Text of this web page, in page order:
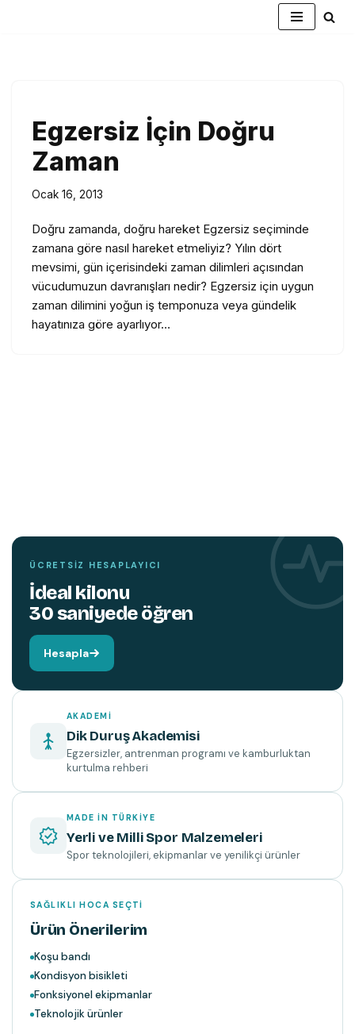
Egzersiz İçin Doğru
Zaman
Ocak 16, 2013
Doğru zamanda, doğru hareket Egzersiz seçiminde
zamana göre nasıl hareket etmeliyiz? Yılın dört
mevsimi, gün içerisindeki zaman dilimleri açısından
vücudumuzun davranışları nedir? Egzersiz için uygun
zaman dilimini yoğun iş temponuza veya gündelik
hayatınıza göre ayarlıyor…
TEMIN ETMEK İÇIN TIKLAYIN
ÜCRETSIZ HESAPLAYICI
İdeal kilonu
30 saniyede öğren
Hesapla
AKADEMI
Dik Duruş Akademisi
Egzersizler, antrenman programı ve kamburluktan
kurtulma rehberi
MADE IN TÜRKIYE
Yerli ve Milli Spor Malzemeleri
Spor teknolojileri, ekipmanlar ve yenilikçi ürünler
SAĞLIKLI HOCA SEÇTI
Ürün Önerilerim
Koşu bandı
Kondisyon bisikleti
Fonksiyonel ekipmanlar
Teknolojik ürünler